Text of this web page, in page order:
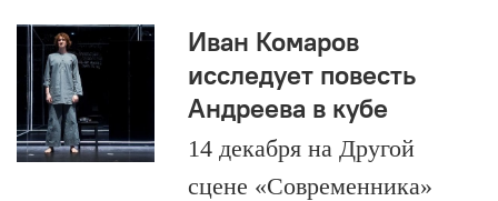
Иван Комаров
исследует повесть
Андреева в кубе
14 декабря на Другой
сцене «Современника»